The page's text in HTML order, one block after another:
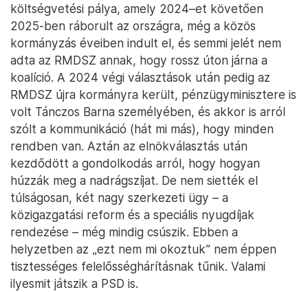
költségvetési pálya, amely 2024–et követően
2025-ben ráborult az országra, még a közös
kormányzás éveiben indult el, és semmi jelét nem
adta az RMDSZ annak, hogy rossz úton járna a
koalíció. A 2024 végi választások után pedig az
RMDSZ újra kormányra került, pénzügyminisztere is
volt Tánczos Barna személyében, és akkor is arról
szólt a kommunikáció (hát mi más), hogy minden
rendben van. Aztán az elnökválasztás után
kezdődött a gondolkodás arról, hogy hogyan
húzzák meg a nadrágszíjat. De nem siették el
túlságosan, két nagy szerkezeti ügy – a
közigazgatási reform és a speciális nyugdíjak
rendezése – még mindig csúszik. Ebben a
helyzetben az „ezt nem mi okoztuk” nem éppen
tisztességes felelősséghárításnak tűnik. Valami
ilyesmit játszik a PSD is.